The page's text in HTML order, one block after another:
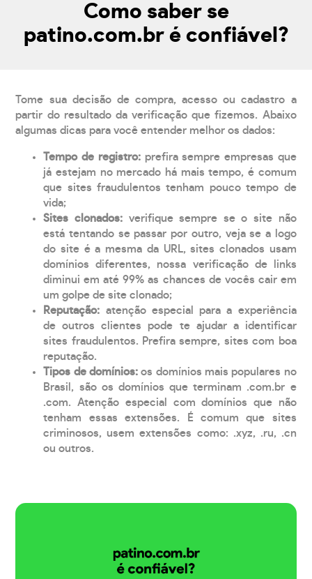
Como saber se
patino.com.br é confiável?
Tome sua decisão de compra, acesso ou cadastro a
partir do resultado da verificação que fizemos. Abaixo
algumas dicas para você entender melhor os dados:
Tempo de registro: prefira sempre empresas que
já estejam no mercado há mais tempo, é comum
que sites fraudulentos tenham pouco tempo de
vida;
Sites clonados: verifique sempre se o site não
está tentando se passar por outro, veja se a logo
do site é a mesma da URL, sites clonados usam
domínios diferentes, nossa verificação de links
diminui em até 99% as chances de vocês cair em
um golpe de site clonado;
Reputação: atenção especial para a experiência
de outros clientes pode te ajudar a identificar
sites fraudulentos. Prefira sempre, sites com boa
reputação.
Tipos de domínios:os domínios mais populares no
Brasil, são os domínios que terminam .com.br e
.com. Atenção especial com domínios que não
tenham essas extensões. É comum que sites
criminosos, usem extensões como: .xyz, .ru, .cn
ou outros.